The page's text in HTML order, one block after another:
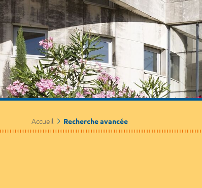
Accueil Recherche avancée